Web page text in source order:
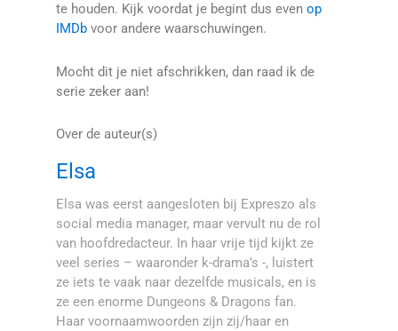
te houden. Kijk voordat je begint dus even op
IMDbvoor andere waarschuwingen.
Mocht dit je niet afschrikken, dan raad ik de
serie zeker aan!
Over de auteur(s)
Elsa
Elsa was eerst aangesloten bij Expreszo als
social media manager, maar vervult nu de rol
van hoofdredacteur. In haar vrije tijd kijkt ze
veel series – waaronder k-drama’s -, luistert
ze iets te vaak naar dezelfde musicals, en is
ze een enorme Dungeons & Dragons fan.
Haar voornaamwoorden zijn zij/haar en